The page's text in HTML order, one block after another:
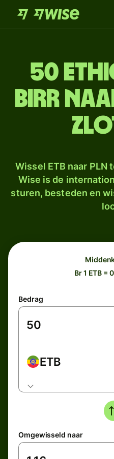
50
birr
Wissel ETB naar PLN
Wise is de
sturen, besteden en
Br 1 ETB =
Bedrag
ETB
Omgewisseld naar